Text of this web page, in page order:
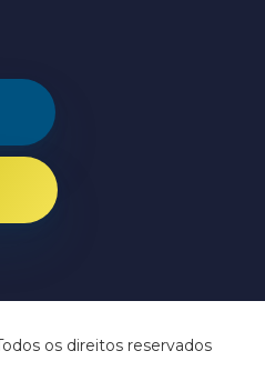
os direitos reservados